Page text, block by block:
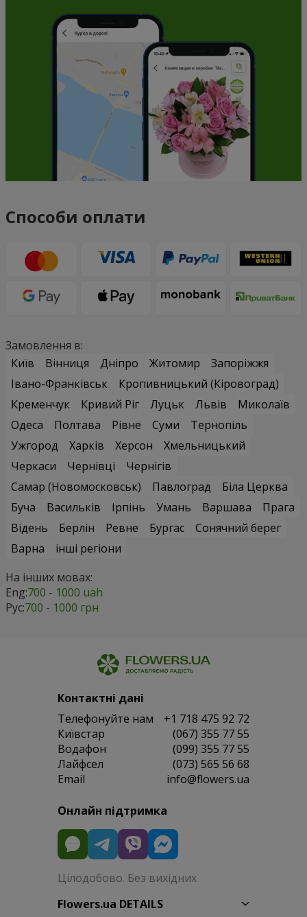
Способи оплати
Замовлення в:
Київ
Вінниця Дніпро Житомир
Запоріжжя
Івано-Франківськ
Кропивницький (Кіровоград)
Кременчук
Кривий Ріг Луцьк Львів
Миколаїв
Одеса
Полтава Рівне Суми
Тернопіль
Ужгород
Харків Херсон
Хмельницький
Черкаси
Чернівці
Чернігів
Самар (Новомосковськ)
Павлоград
Біла Церква
Буча
Васильків Ірпінь Умань Варшава
Прага
Відень
Берлін Ревне Бургас
Сонячний берег
Варна
інші регіони
На інших мовах:
Eng:700 - 1000 uah
Рус:700 - 1000 грн
Контактні дані
Телефонуйте нам
+1 718 475 92 72
Київстар
(067) 355 77 55
Водафон
(099) 355 77 55
Лайфсел
(073) 565 56 68
Email
info@flowers.ua
Онлайн підтримка
Цілодобово. Без вихідних
Flowers.ua DETAILS